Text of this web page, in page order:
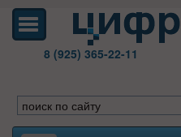
8 (925) 365-22-11